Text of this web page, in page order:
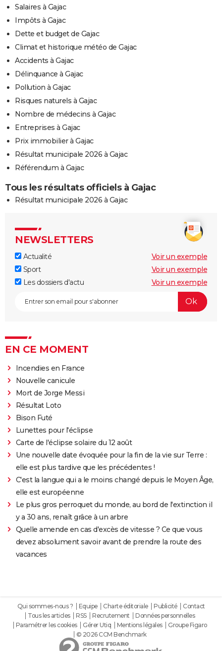
Salaires à Gajac
Impôts à Gajac
Dette et budget de Gajac
Climat et historique météo de Gajac
Accidents à Gajac
Délinquance à Gajac
Pollution à Gajac
Risques naturels à Gajac
Nombre de médecins à Gajac
Entreprises à Gajac
Prix immobilier à Gajac
Résultat municipale 2026 à Gajac
Référendum à Gajac
Tous les résultats officiels à Gajac
Résultat municipale 2026 à Gajac
NEWSLETTERS
Actualité
Voir un exemple
Sport
Voir un exemple
Les dossiers d'actu
Voir un exemple
EN CE MOMENT
Incendies en France
Nouvelle canicule
Mort de Jorge Messi
Résultat Loto
Bison Futé
Lunettes pour l'éclipse
Carte de l'éclipse solaire du 12 août
Une nouvelle date évoquée pour la fin de la vie sur Terre :
elle est plus tardive que les précédentes !
C'est la langue qui a le moins changé depuis le Moyen Âge,
elle est européenne
Le plus gros perroquet du monde, au bord de l'extinction il
y a 30 ans, renaît grâce à un arbre
Quelle amende en cas d'excès de vitesse ? Ce que vous
devez absolument savoir avant de prendre la route des
vacances
Qui sommes-nous ? Equipe Charte éditoriale Publicité
Contact
Tous les articles
RSS Recrutement
Données personnelles
Paramétrer les cookies
Gérer Utiq Mentions légales
Groupe Figaro
© 2026 CCM Benchmark